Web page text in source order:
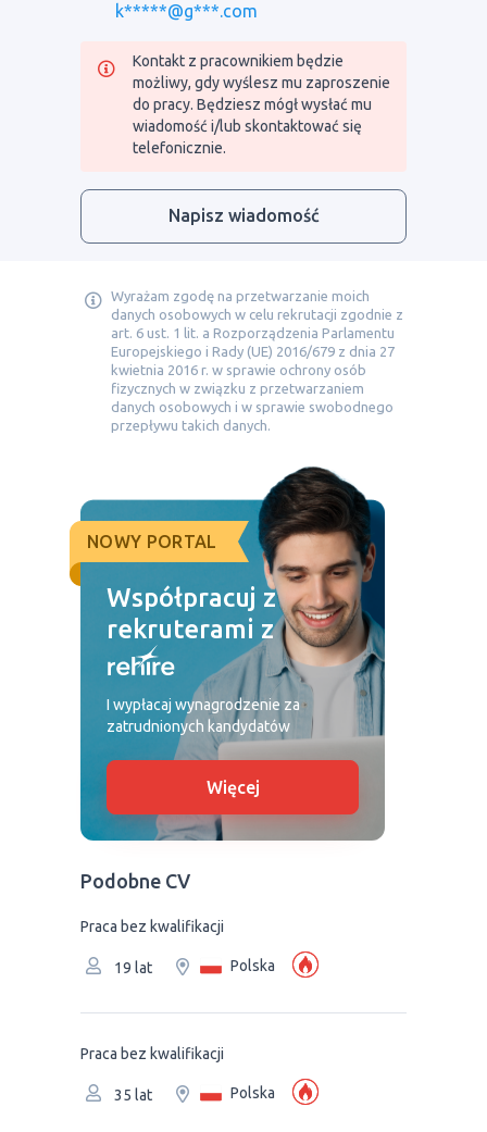
k*****@g***.com
Kontakt z pracownikiem będzie
możliwy, gdy wyślesz mu zaproszenie
do pracy. Będziesz mógł wysłać mu
wiadomość i/lub skontaktować się
telefonicznie.
Napisz wiadomość
Wyrażam zgodę na przetwarzanie moich
danych osobowych w celu rekrutacji zgodnie z
art. 6 ust. 1 lit. a Rozporządzenia Parlamentu
Europejskiego i Rady (UE) 2016/679 z dnia 27
kwietnia 2016 r. w sprawie ochrony osób
fizycznych w związku z przetwarzaniem
danych osobowych i w sprawie swobodnego
przepływu takich danych.
NOWY PORTAL
Współpracuj z
rekruterami z
I wypłacaj wynagrodzenie za
zatrudnionych kandydatów
Więcej
Podobne CV
Praca bez kwalifikacji
19 lat Polska
Praca bez kwalifikacji
35 lat Polska